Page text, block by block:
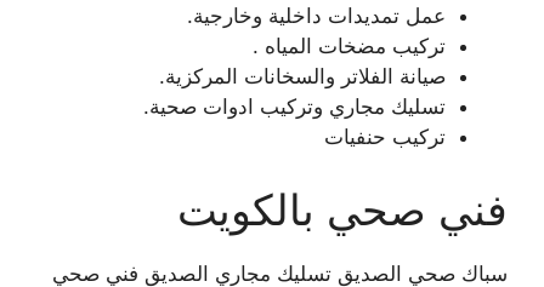
عمل تمديدات داخلية وخارجية.
تركيب مضخات المياه .
صيانة الفلاتر والسخانات المركزية.
تسليك مجاري وتركيب ادوات صحية.
تركيب حنفيات
فني صحي بالكويت
سباك صحي الصديق تسليك مجاري الصديق فني صحي